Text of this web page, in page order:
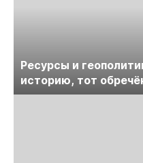
Ресурсы и
историю, тот